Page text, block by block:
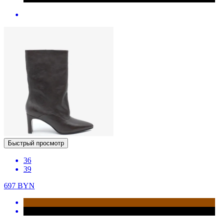
Быстрый просмотр
36
39
697 BYN